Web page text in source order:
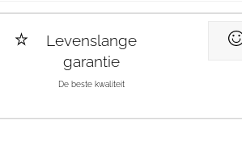
Levenslange
garantie
De beste kwaliteit